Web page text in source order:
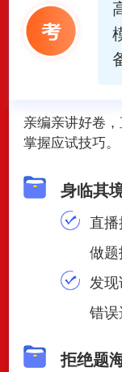
亲编亲讲好卷
掌握应试技巧。
身临其
直
做
发
错
拒绝题